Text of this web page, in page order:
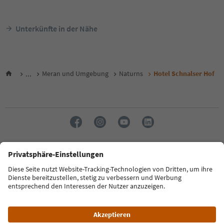
Unterkünfte in der Nähe
... Meran und Umgebung Naturns Hotel Schnalser Hof
Sprache: Deutsch
FAQ Kontakt Presse MICE Datenschutzerklärung
Zugänglichkeitserklärung